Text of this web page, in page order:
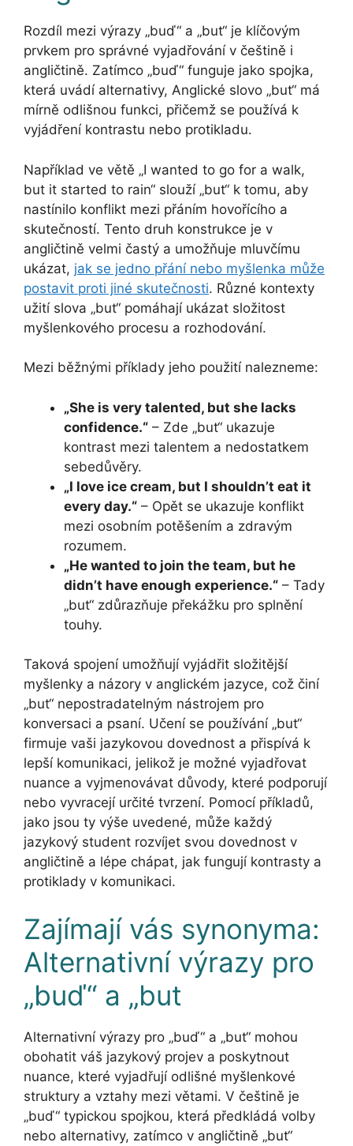
Rozdíl mezi výrazy „buď“ a „but“ je klíčovým
prvkem pro správné vyjadřování v češtině i
angličtině. Zatímco „buď“ funguje jako spojka,
která uvádí alternativy, Anglické slovo „but“ má
mírně odlišnou funkci, přičemž se používá k
vyjádření kontrastu nebo protikladu.
Například ve větě „I wanted to go for a walk,
but it started to rain“ slouží „but“ k tomu, aby
nastínilo konflikt mezi přáním hovořícího a
skutečností. Tento druh konstrukce je v
angličtině velmi častý a umožňuje mluvčímu
ukázat, jak se jedno přání nebo myšlenka může
postavit proti jiné skutečnosti. Různé kontexty
užití slova „but“ pomáhají ukázat složitost
myšlenkového procesu a rozhodování.
Mezi běžnými příklady jeho použití nalezneme:
„She is very talented, but she lacks
confidence.“ – Zde „but“ ukazuje
kontrast mezi talentem a nedostatkem
sebedůvěry.
„I love ice cream, but I shouldn’t eat it
every day.“ – Opět se ukazuje konflikt
mezi osobním potěšením a zdravým
rozumem.
„He wanted to join the team, but he
didn’t have enough experience.“ – Tady
„but“ zdůrazňuje překážku pro splnění
touhy.
Taková spojení umožňují vyjádřit složitější
myšlenky a názory v anglickém jazyce, což činí
„but“ nepostradatelným nástrojem pro
konversaci a psaní. Učení se používání „but“
firmuje vaši jazykovou dovednost a přispívá k
lepší komunikaci, jelikož je možné vyjadřovat
nuance a vyjmenovávat důvody, které podporují
nebo vyvracejí určité tvrzení. Pomocí příkladů,
jako jsou ty výše uvedené, může každý
jazykový student rozvíjet svou dovednost v
angličtině a lépe chápat, jak fungují kontrasty a
protiklady v komunikaci.
Zajímají vás synonyma:
Alternativní výrazy pro
„buď“ a „but
Alternativní výrazy pro „buď“ a „but“ mohou
obohatit váš jazykový projev a poskytnout
nuance, které vyjadřují odlišné myšlenkové
struktury a vztahy mezi větami. V češtině je
„buď“ typickou spojkou, která předkládá volby
nebo alternativy, zatímco v angličtině „but“